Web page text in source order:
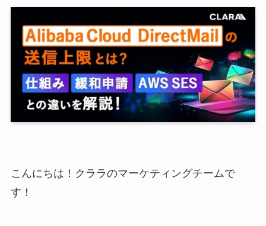
o
n
こんにちは！クララのマーケティングチームで
す！